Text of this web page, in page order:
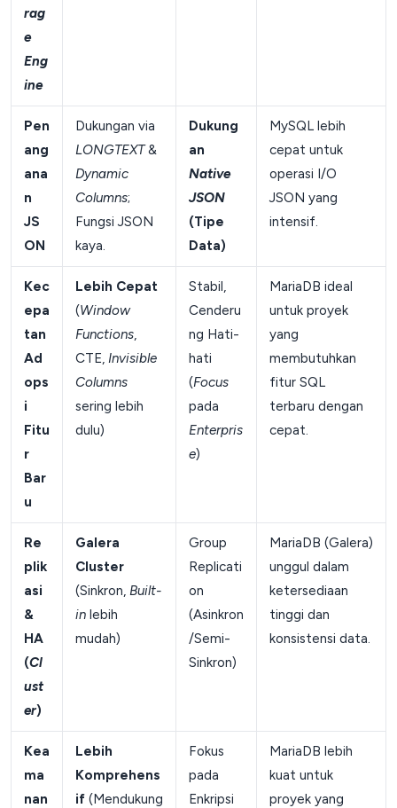
rag
e
Eng
ine
Pen
ang
ana
n
JS
ON
Dukungan via
LONGTEXT&
Dynamic
Columns;
Fungsi JSON
kaya.
Dukung
an
Native
JSON
(Tipe
Data)
MySQL lebih
cepat untuk
operasi I/O
JSON yang
intensif.
Kec
epa
tan
Ad
ops
i
Fitu
r
Bar
u
Lebih Cepat
(Window
Functions,
CTE, Invisible
Columns
sering lebih
dulu)
Stabil,
Cenderu
ng Hati-
hati
(Focus
pada
Enterpris
e)
MariaDB ideal
untuk proyek
yang
membutuhkan
fitur SQL
terbaru dengan
cepat.
Re
plik
asi
&
HA
(Cl
ust
er)
Galera
Cluster
(Sinkron, Built-
inlebih
mudah)
Group
Replicati
on
(Asinkron
/Semi-
Sinkron)
MariaDB (Galera)
unggul dalam
ketersediaan
tinggi dan
konsistensi data.
Kea
ma
nan
Lebih
Komprehens
if(Mendukung
Fokus
pada
Enkripsi
MariaDB lebih
kuat untuk
proyek yang